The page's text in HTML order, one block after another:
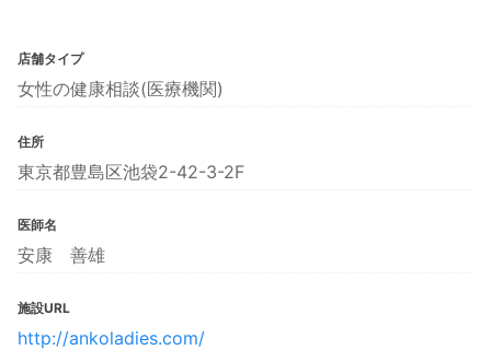
店舗タイプ
女性の健康相談(医療機関)
住所
東京都豊島区池袋2-42-3-2F
医師名
安康 善雄
施設URL
http://ankoladies.com/